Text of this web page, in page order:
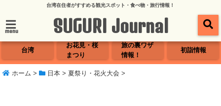
台湾在住者がすすめる観光スポット・食べ物・旅行情報！
menu SUGURI Journal
台湾
お花見・桜
まつり
旅の裏ワザ
情報！
初詣情報
ホーム > 日本 > 夏祭り・花火大会 >